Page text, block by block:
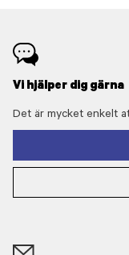
Vi hjälper dig gärna
Det är mycket enkelt